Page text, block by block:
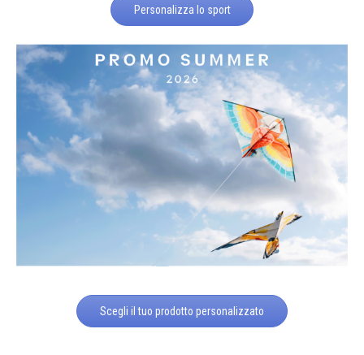
Personalizza lo sport
Scegli il tuo prodotto personalizzato